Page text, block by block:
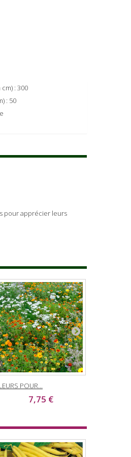
: 300
: 50
pour apprécier leurs
POUR...
7,75 €